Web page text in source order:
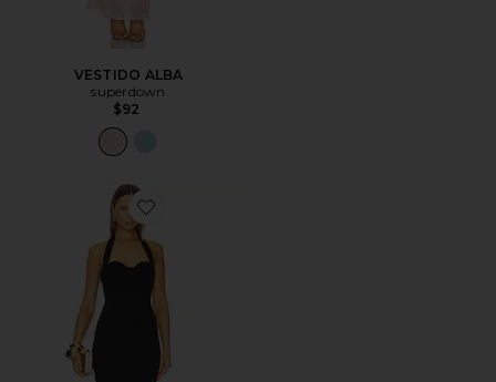
VESTIDO ALBA
superdown
$92
Favorite VESTIDO LOTTIE